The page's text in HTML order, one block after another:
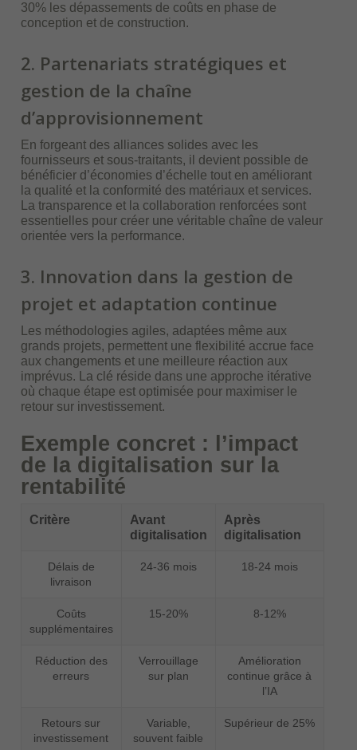
30% les dépassements de coûts en phase de
conception et de construction.
2. Partenariats stratégiques et
gestion de la chaîne
d’approvisionnement
En forgeant des alliances solides avec les
fournisseurs et sous-traitants, il devient possible de
bénéficier d’économies d’échelle tout en améliorant
la qualité et la conformité des matériaux et services.
La transparence et la collaboration renforcées sont
essentielles pour créer une véritable chaîne de valeur
orientée vers la performance.
3. Innovation dans la gestion de
projet et adaptation continue
Les méthodologies agiles, adaptées même aux
grands projets, permettent une flexibilité accrue face
aux changements et une meilleure réaction aux
imprévus. La clé réside dans une approche itérative
où chaque étape est optimisée pour maximiser le
retour sur investissement.
Exemple concret : l’impact
de la digitalisation sur la
rentabilité
Critère
Avant
digitalisation
Après
digitalisation
Délais de
livraison
24-36 mois 18-24 mois
Coûts
supplémentaires
15-20% 8-12%
Réduction des
erreurs
Verrouillage
sur plan
Amélioration
continue grâce à
l’IA
Retours sur
investissement
Variable,
souvent faible
Supérieur de 25%